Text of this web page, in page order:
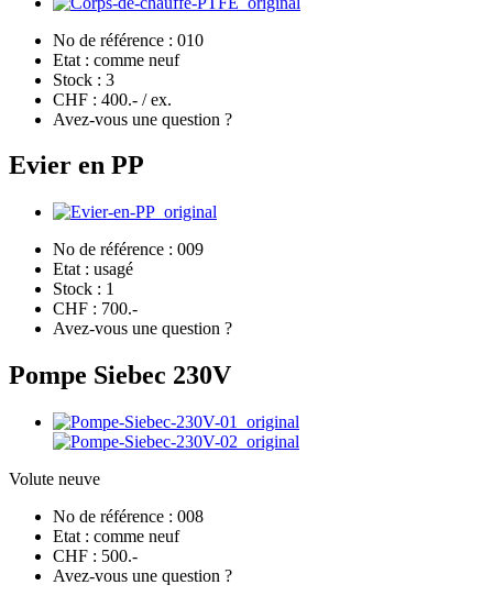
No de référence : 010
Etat : comme neuf
Stock : 3
CHF : 400.- / ex.
Avez-vous une question ?
Evier en PP
No de référence : 009
Etat : usagé
Stock : 1
CHF : 700.-
Avez-vous une question ?
Pompe Siebec 230V
Volute neuve
No de référence : 008
Etat : comme neuf
CHF : 500.-
Avez-vous une question ?